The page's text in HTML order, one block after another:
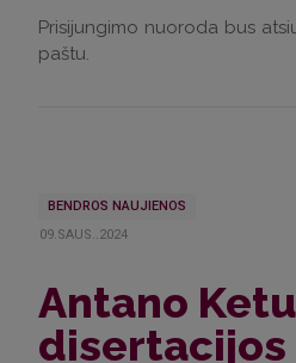
Prisijungimo nuoroda bus
paštu.
BENDROS NAUJIENOS
09.SAUS..2024
Antano
disertacijos